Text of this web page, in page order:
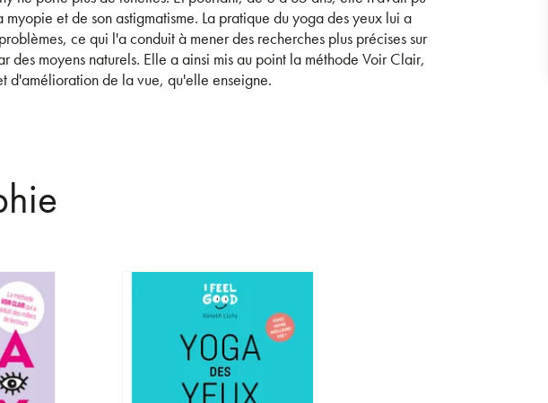
myopie et de son astigmatisme. La pratique du yoga des yeux lui a
ce qui l'a conduit à mener des recherches plus précises sur
des moyens naturels. Elle a ainsi mis au point la méthode Voir Clair,
d'amélioration de la vue, qu'elle enseigne.